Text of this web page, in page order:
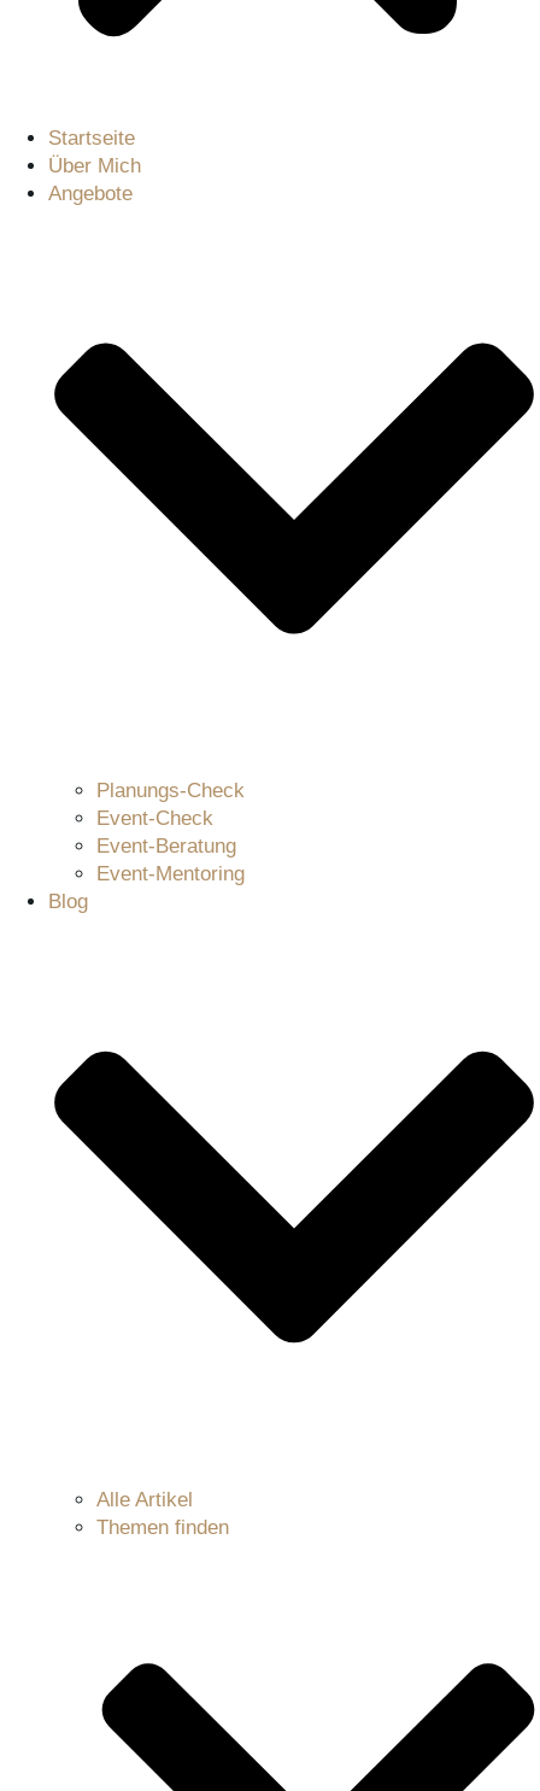
Startseite
Über Mich
Angebote
Planungs-Check
Event-Check
Event-Beratung
Event-Mentoring
Blog
Alle Artikel
Themen finden